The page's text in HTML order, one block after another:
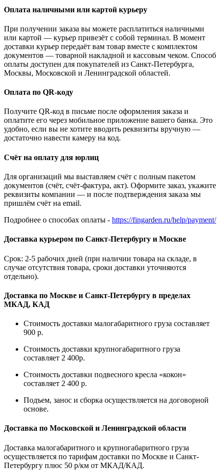
Оплата наличными или картой курьеру
При получении заказа вы можете расплатиться наличными
или картой — курьер привезёт с собой терминал. В момент
доставки курьер передаёт вам товар вместе с комплектом
документов — товарной накладной и кассовым чеком. Способ
оплаты доступен для покупателей из Санкт-Петербурга,
Москвы, Московской и Ленинградской областей.
Оплата по QR-коду
Получите QR-код в письме после оформления заказа и
оплатите его через мобильное приложение вашего банка. Это
удобно, если вы не хотите вводить реквизиты вручную —
достаточно навести камеру на код.
Счёт на оплату для юрлиц
Для организаций мы выставляем счёт с полным пакетом
документов (счёт, счёт-фактура, акт). Оформите заказ, укажите
реквизиты компании — и после подтверждения заказа мы
пришлём счёт на email.
Подробнее о способах оплаты - https://fingarden.ru/help/payment/
Доставка курьером по Санкт-Петербургу и Москве
Срок: 2-5 рабочих дней (при наличии товара на складе, в
случае отсутствия товара, сроки доставки уточняются
отдельно).
Доставка по Москве и Санкт-Петербургу в пределах
МКАД, КАД
Стоимость доставки малогабаритного груза составляет
900 р.
Стоимость доставки крупногабаритного груза
составляет 2 400р.
Стоимость доставки подвесного кресла «кокон»
составляет 2 400 р.
Подъем, занос и сборка осуществляется на договорной
основе.
Доставка по Московской и Ленинградской области
Доставка малогабаритного и крупногабаритного груза
осуществляется по тарифам доставки по Москве и Санкт-
Петербургу плюс 50 р/км от МКАД/КАД.